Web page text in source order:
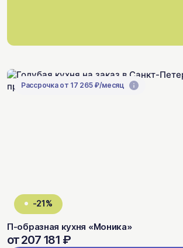
Рассрочка от 17 265 ₽/месяц
-21%
П-образная кухня «Моника»
от 207 181 ₽